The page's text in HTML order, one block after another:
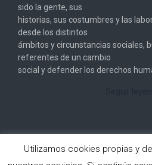
sido la gente, sus
historias, sus costumbres y las
desde los distintos
ámbitos y circunstancias sociales,
referentes de un cambio
social y defender los derechos
Utilizamos cookies propias y